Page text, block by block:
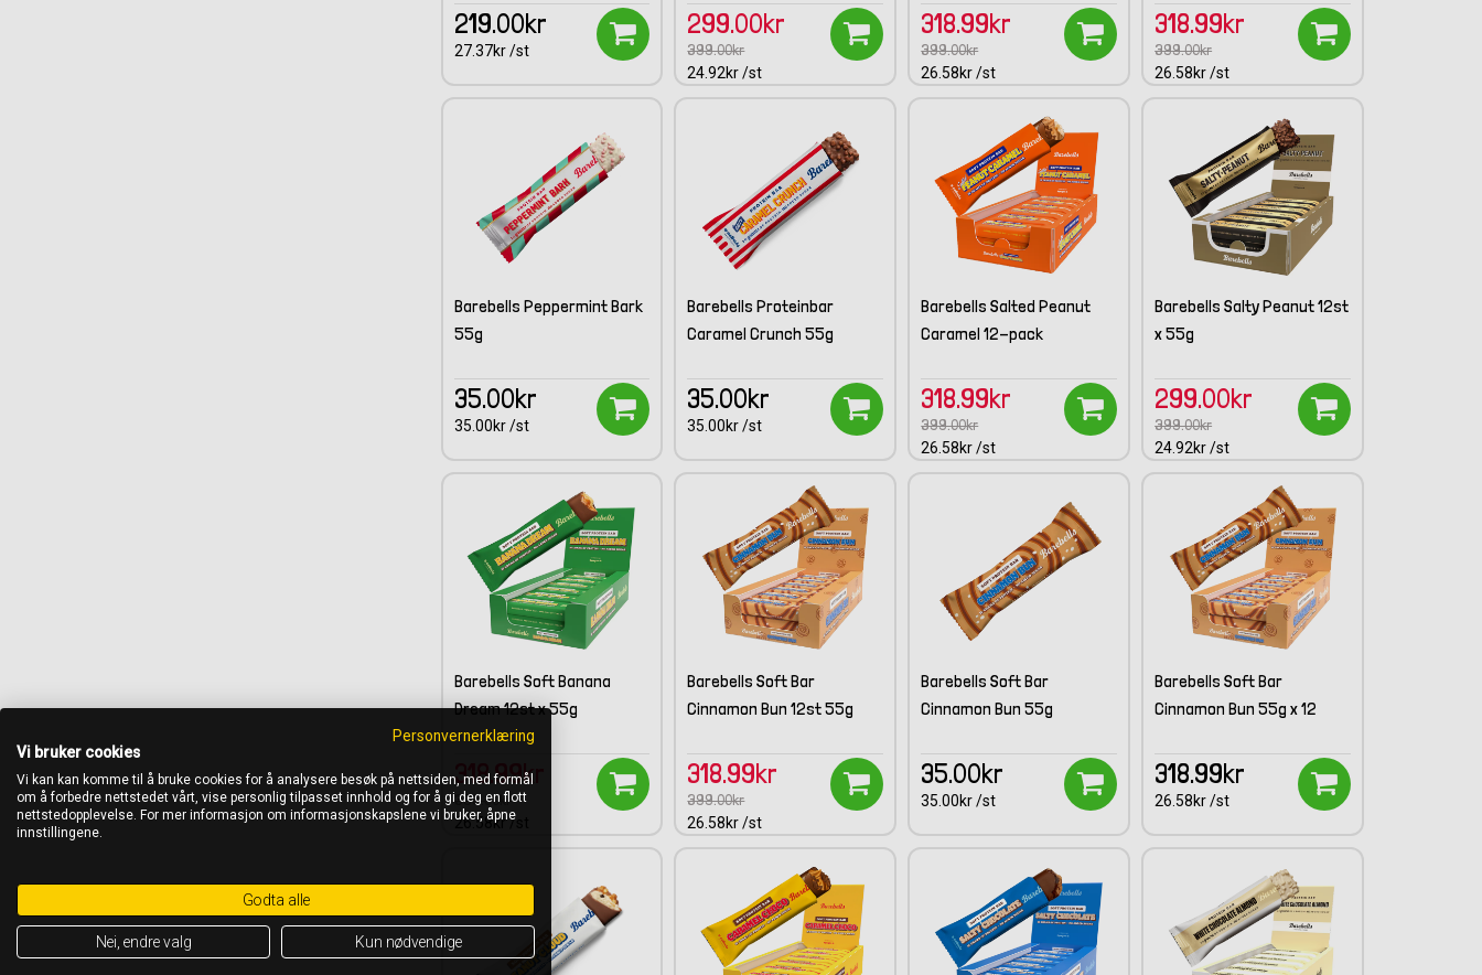
219.00kr
27.37kr /st
299.00kr
399.00kr
24.92kr /st
318.99kr
399.00kr
26.58kr /st
318.99kr
399.00kr
26.58kr /st
Barebells Peppermint Bark
55g
35.00kr
35.00kr /st
Barebells Proteinbar
Caramel Crunch 55g
35.00kr
35.00kr /st
Barebells Salted Peanut
Caramel 12-pack
318.99kr
399.00kr
26.58kr /st
Barebells Salty Peanut 12st
x 55g
299.00kr
399.00kr
24.92kr /st
Barebells Soft Banana
Dream 12st x 55g
318.99kr
399.00kr
26.58kr /st
Barebells Soft Bar
Cinnamon Bun 12st 55g
318.99kr
399.00kr
26.58kr /st
Barebells Soft Bar
Cinnamon Bun 55g
35.00kr
35.00kr /st
Barebells Soft Bar
Cinnamon Bun 55g x 12
318.99kr
26.58kr /st
Personvernerklæring
Vi bruker cookies
Vi kan kan komme til å bruke cookies for å analysere besøk på nettsiden, med formål
om å forbedre nettstedet vårt, vise personlig tilpasset innhold og for å gi deg en flott
nettstedopplevelse. For mer informasjon om informasjonskapslene vi bruker, åpne
innstillingene.
Godta alle
Nei, endre valg Kun nødvendige